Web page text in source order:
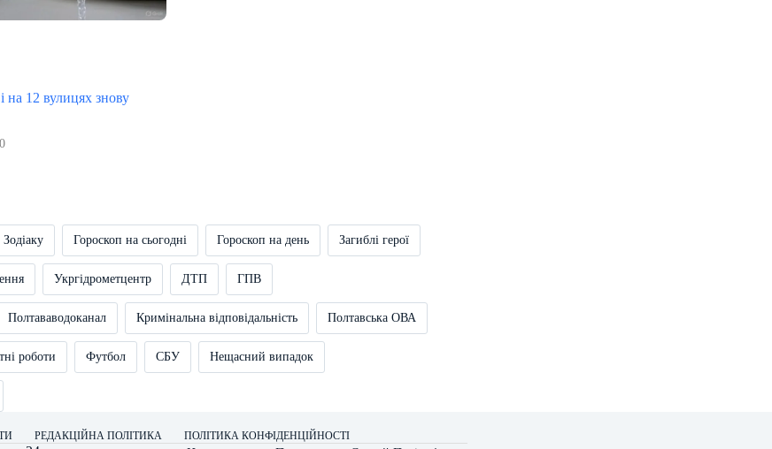
на 12 вулицях знову
Гороскоп на сьогодні Гороскоп на день Загиблі герої
Укргідрометцентр ДТП ГПВ
Полтававодоканал Кримінальна відповідальність Полтавська ОВА
роботи Футбол СБУ Нещасний випадок
РЕДАКЦІЙНА ПОЛІТИКА ПОЛІТИКА КОНФІДЕНЦІЙНОСТІ